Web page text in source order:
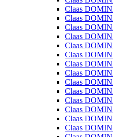
Claas
Claas
Claas
Claas
Claas
Claas
Claas
Claas
Claas
Claas
Claas
Claas
Claas
Claas